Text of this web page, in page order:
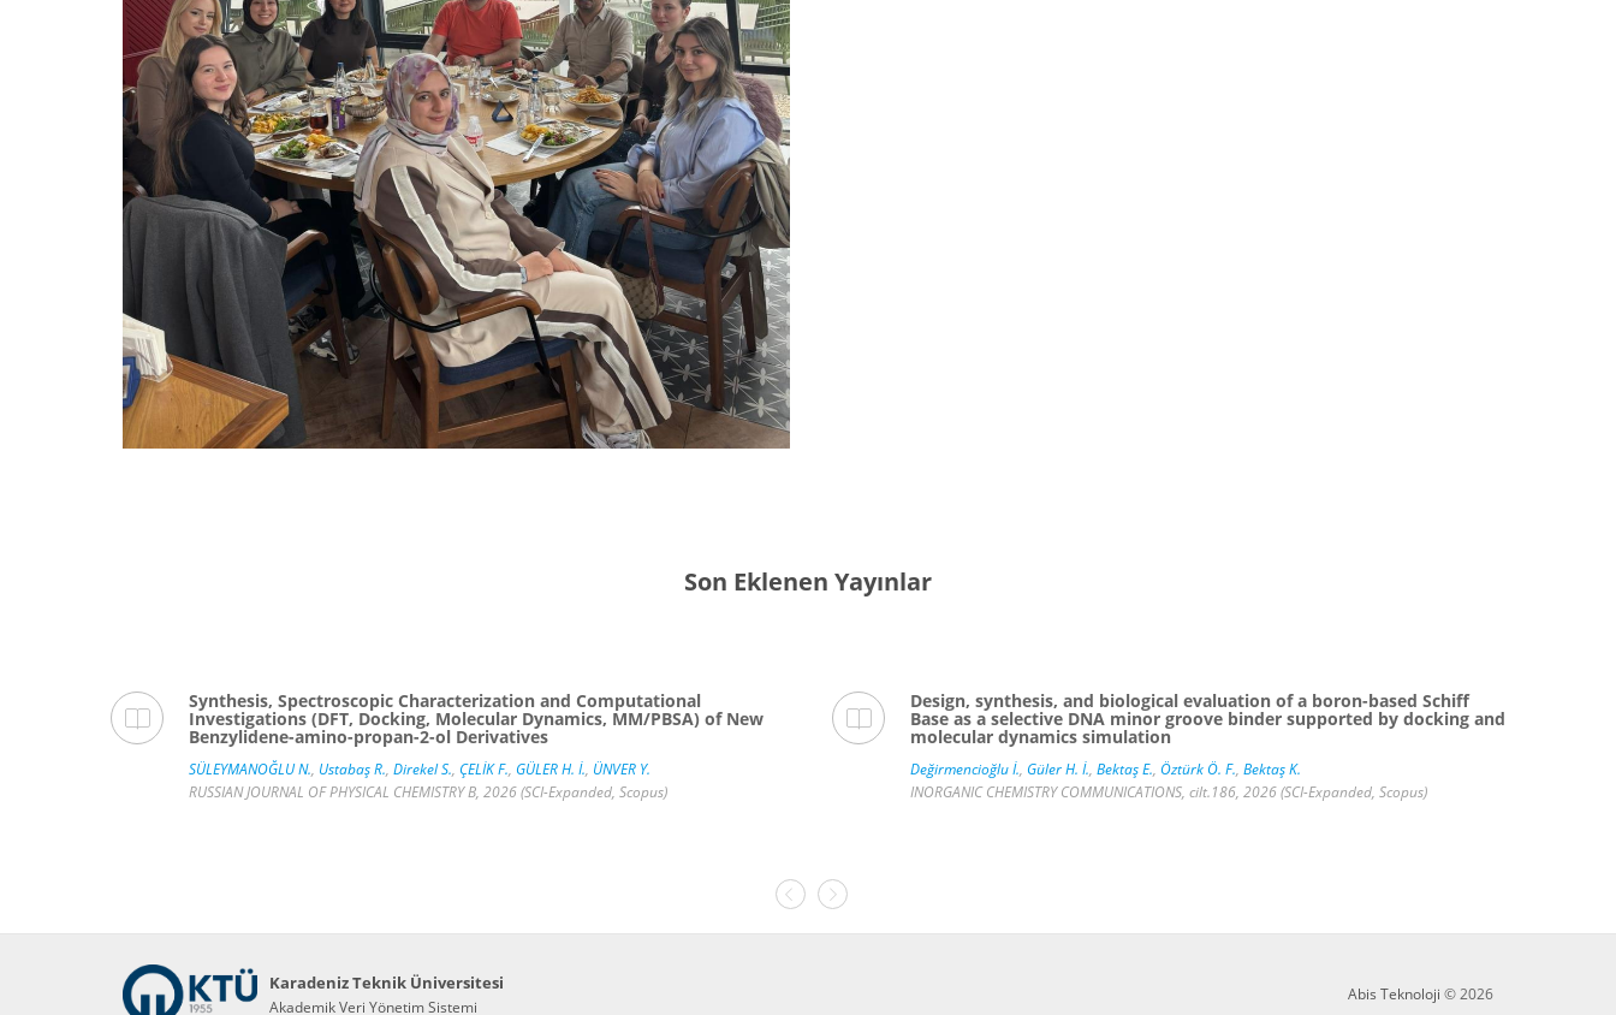
Son Eklenen Yayınlar
Synthesis, Spectroscopic Characterization and Computational
Investigations (DFT, Docking, Molecular Dynamics, MM/PBSA) of New
Benzylidene-amino-propan-2-ol Derivatives
SÜLEYMANOĞLU N., Ustabaş R., Direkel S., ÇELİK F., GÜLER H. İ., ÜNVER Y.
RUSSIAN JOURNAL OF PHYSICAL CHEMISTRY B, 2026 (SCI-Expanded, Scopus)
Design, synthesis, and biological evaluation of a boron-based Schiff
Base as a selective DNA minor groove binder supported by docking and
molecular dynamics simulation
Değirmencioğlu İ., Güler H. İ., Bektaş E., Öztürk Ö. F., Bektaş K.
INORGANIC CHEMISTRY COMMUNICATIONS, cilt.186, 2026 (SCI-Expanded, Scopus)
Karadeniz Teknik Üniversitesi
Akademik Veri Yönetim Sistemi
Abis Teknoloji © 2026